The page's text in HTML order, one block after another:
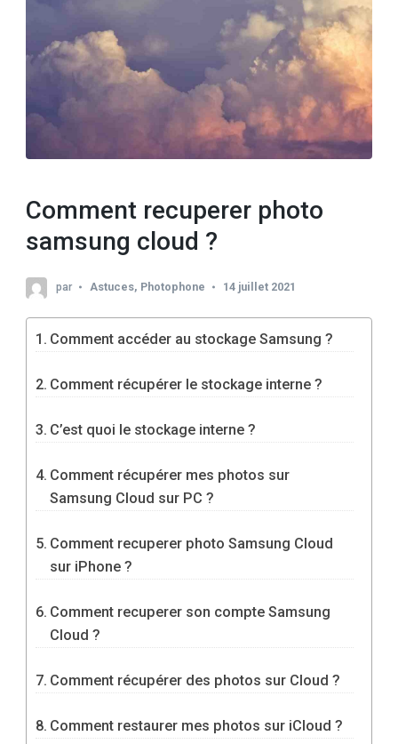
Comment recuperer photo
samsung cloud ?
par Astuces, Photophone 14 juillet 2021
Comment accéder au stockage Samsung ?
Comment récupérer le stockage interne ?
C’est quoi le stockage interne ?
Comment récupérer mes photos sur
Samsung Cloud sur PC ?
Comment recuperer photo Samsung Cloud
sur iPhone ?
Comment recuperer son compte Samsung
Cloud ?
Comment récupérer des photos sur Cloud ?
Comment restaurer mes photos sur iCloud ?